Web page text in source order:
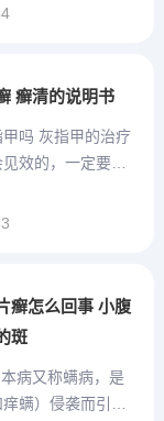
化，类似于白癜
癣清的说明书
吗 灰指甲的治疗
效的，一定要坚
芬甲搽剂等抗真
目小于4个的轻症
癣怎么回事 小腹
斑
病又称螨病，是
螨）侵袭而引起